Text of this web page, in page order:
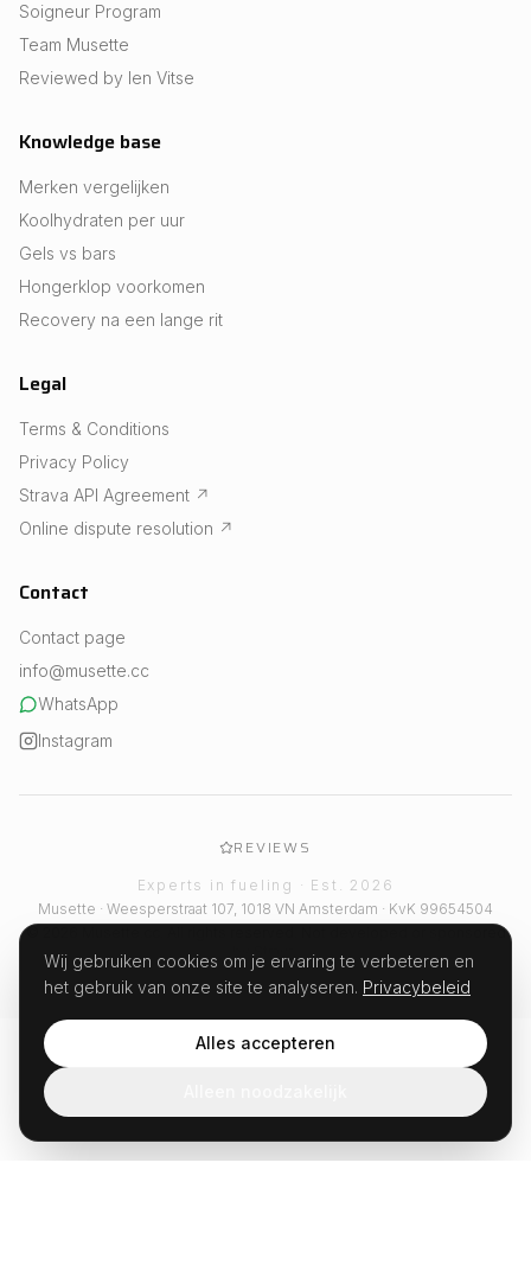
Soigneur Program
Team Musette
Reviewed by Ien Vitse
Knowledge base
Merken vergelijken
Koolhydraten per uur
Gels vs bars
Hongerklop voorkomen
Recovery na een lange rit
Legal
Terms & Conditions
Privacy Policy
Strava API Agreement ↗
Online dispute resolution ↗
Contact
Contact page
info@musette.cc
WhatsApp
Instagram
REVIEWS
Experts in fueling · Est. 2026
Musette · Weesperstraat 107, 1018 VN Amsterdam · KvK 99654504
© 2026 Musette.cc. All rights reserved. Not developed or sponsored
by Strava.
Wij gebruiken cookies om je ervaring te verbeteren en
het gebruik van onze site te analyseren. Privacybeleid
Alles accepteren